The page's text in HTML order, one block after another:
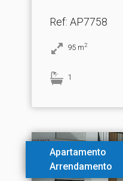
Ref: AP7758
95 m2
1
Apartamento
Arrendamento